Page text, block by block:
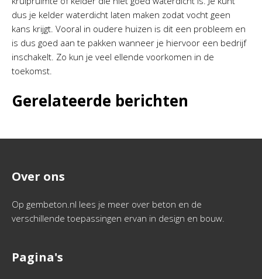
dus je kelder waterdicht laten maken zodat vocht geen
kans krijgt. Vooral in oudere huizen is dit een probleem en
is dus goed aan te pakken wanneer je hiervoor een bedrijf
inschakelt. Zo kun je veel ellende voorkomen in de
toekomst.
Gerelateerde berichten
Over ons
Op gembeton.nl lees je meer over beton en de
verschillende toepassingen ervan in design en bouw.
Pagina's